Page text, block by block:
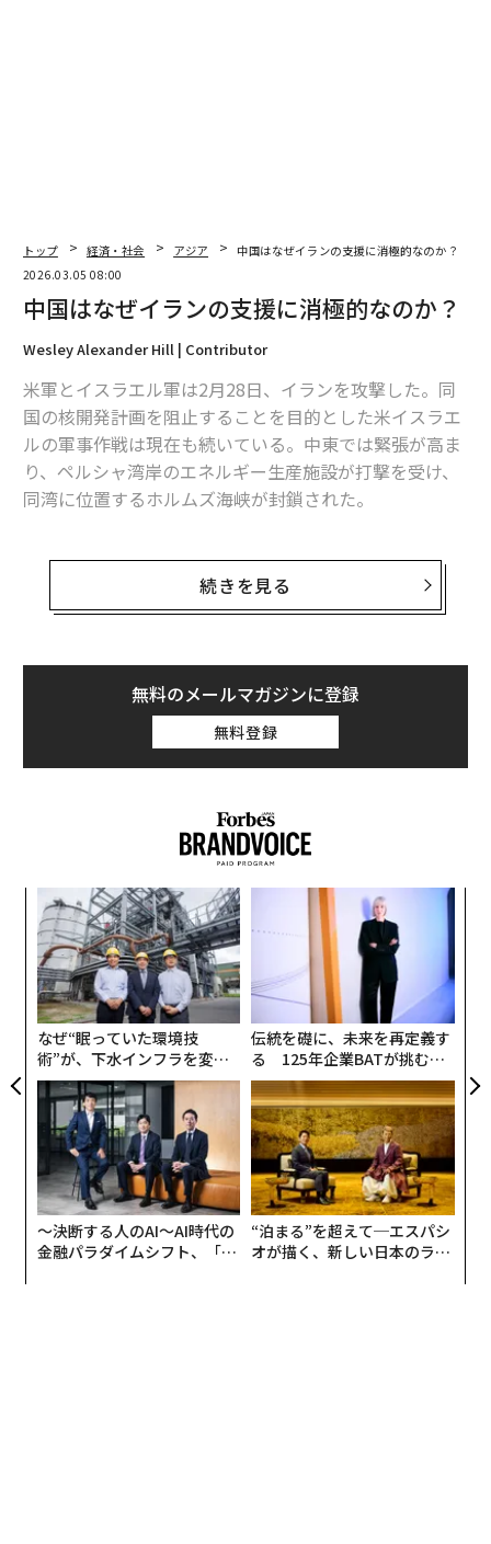
メンバーシップに登録する
関連記事
中国はなぜイランの支援に消極的なのか？
中国、電力消費が増加しながら炭素排出量は減少 大きな転換点か
Notionの「カスタムエージェント」にも採用、中国AI「MiniMax」創業者
の純資産が2倍超に
サイバーセキュリティ 中国 法律
advertisement
トップ 経済・社会 アジア
中国はなぜイランの支援に消極的なのか？
2026.03.05 08:00
中国はなぜイランの支援に消極的なのか？
Wesley Alexander Hill | Contributor
米軍とイスラエル軍は2月28日、イランを攻撃した。同
国の核開発計画を阻止することを目的とした米イスラエ
ルの軍事作戦は現在も続いている。中東では緊張が高ま
り、ペルシャ湾岸のエネルギー生産施設が打撃を受け、
同湾に位置するホルムズ海峡が封鎖された。
与える。ホルムズ海峡を通過する石油の37％が同国に向
けられているからだ。これにより、当然のことながら中
るために中東の対立に積極的に介入するのではないかと
の憶測を呼んでいる。
ところが、中国政府はイランとの戦略的協力協定がある
にもかかわらず、同盟や政治的合意より物価の安定を優
的な発言は、中東の緊張が高まる中で、同国が何を優先
するのかを示している。中国の態度は意図的であり、同
余裕もないことを示唆している。
続きを見る
無料のメールマガジンに登録
無料登録
なぜ“眠っていた環境技
術”が、下水インフラを変え
たのか──産総研×月島JFE
アクアソリューションの10年
伝統を礎に、未来を再定義す
る 125年企業BATが挑むス
モークレスな未来
〜決断する人のAI〜AI時代の
金融パラダイムシフト、「超
“泊まる”を超えて─エスパシ
オが描く、新しい日本のラグ